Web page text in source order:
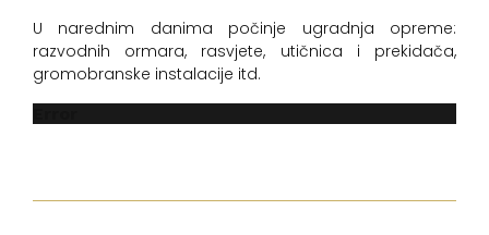
U narednim danima počinje ugradnja opreme:
razvodnih ormara, rasvjete, utičnica i prekidača,
gromobranske instalacije itd.